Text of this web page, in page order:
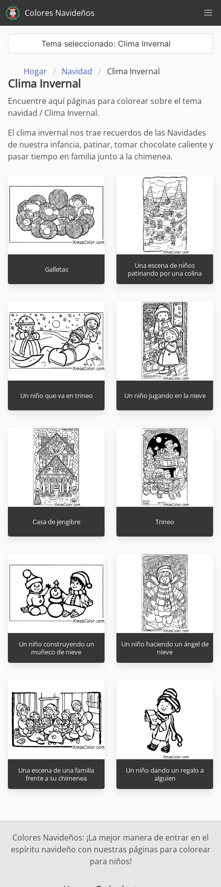
Colores Navideños
Hogar Navidad Clima Invernal
Tema seleccionado: Clima Invernal
Clima Invernal
Encuentre aquí páginas para colorear sobre el tema
navidad / Clima Invernal.
El clima invernal nos trae recuerdos de las Navidades
de nuestra infancia, patinar, tomar chocolate caliente y
pasar tiempo en familia junto a la chimenea.
Galletas
Una escena de niños
patinando por una colina
Un niño que va en trineo Un niño jugando en la nieve
Casa de jengibre Trineo
Un niño construyendo un
muñeco de nieve
Un niño haciendo un ángel de
nieve
Una escena de una familia
frente a su chimenea
Un niño dando un regalo a
alguien
Colores Navideños: ¡La mejor manera de entrar en el
espíritu navideño con nuestras páginas para colorear
para niños!